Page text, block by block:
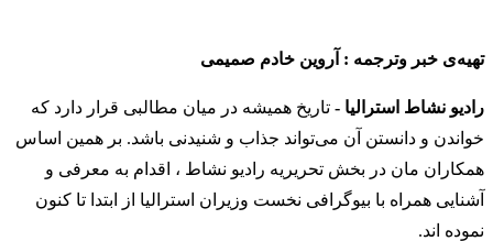
تهیه‌ی خبر وترجمه : آروین خادم‌ صمیمی
رادیو نشاط استرالیا - تاریخ همیشه در میان مطالبی قرار دارد که
خواندن و دانستن آن می‌تواند جذاب و شنیدنی باشد. بر همین اساس
همکاران مان در بخش تحریریه رادیو نشاط ، اقدام به معرفی و
آشنایی همراه با بیوگرافی نخست وزیران استرالیا از ابتدا تا کنون
نموده اند.